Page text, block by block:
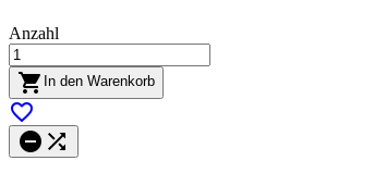
Anzahl
 In den Warenkorb

 